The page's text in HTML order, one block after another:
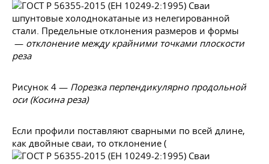
— отклонение между крайними точками плоскости
реза
Рисунок 4 — Порезка перпендикулярно продольной
оси (Косина реза)
Если профили поставляют сварными по всей длине,
как двойные сваи, то отклонение (